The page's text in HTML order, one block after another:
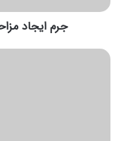
جرم ایجاد